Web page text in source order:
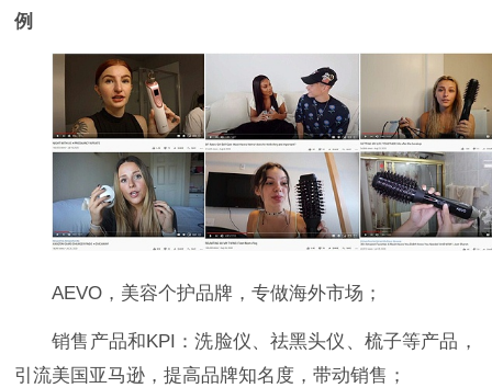
例
AEVO，美容个护品牌，专做海外市场；
销售产品和KPI：洗脸仪、祛黑头仪、梳子等产品，
引流美国亚马逊，提高品牌知名度，带动销售；